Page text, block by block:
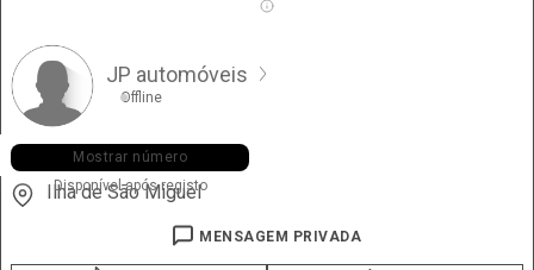
JP automóveis
Offline
+351 912 ••• •65
Mostrar número
Disponível após registo
Ilha de São Miguel
MENSAGEM PRIVADA